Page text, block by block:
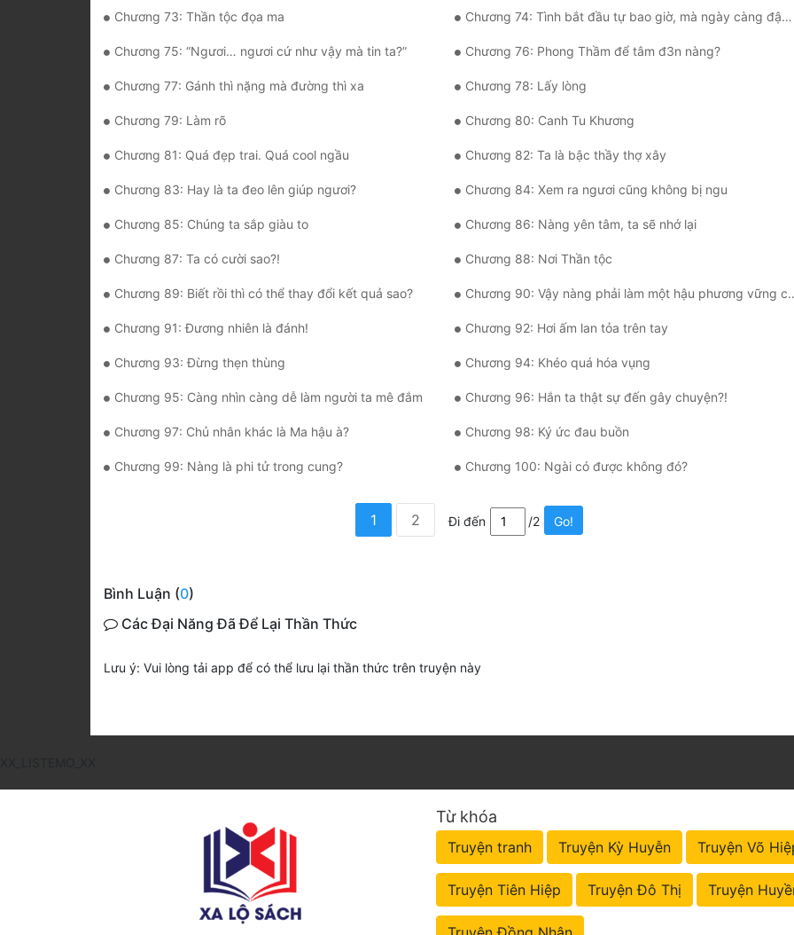
Chương 73: Thần tộc đọa ma Chương 74: Tình bắt đầu tự bao giờ, mà ngày càng đậm sâu
Chương 75: “Ngươi… ngươi cứ như vậy mà tin ta?” Chương 76: Phong Thầm để tâm đ3n nàng?
Chương 77: Gánh thì nặng mà đường thì xa Chương 78: Lấy lòng
Chương 79: Làm rõ Chương 80: Canh Tu Khương
Chương 81: Quá đẹp trai. Quá cool ngầu Chương 82: Ta là bậc thầy thợ xây
Chương 83: Hay là ta đeo lên giúp ngươi? Chương 84: Xem ra ngươi cũng không bị ngu
Chương 85: Chúng ta sắp giàu to Chương 86: Nàng yên tâm, ta sẽ nhớ lại
Chương 87: Ta có cười sao?! Chương 88: Nơi Thần tộc
Chương 89: Biết rồi thì có thể thay đổi kết quả sao? Chương 90: Vậy nàng phải làm một hậu phương vững chắc!
Chương 91: Đương nhiên là đánh! Chương 92: Hơi ấm lan tỏa trên tay
Chương 93: Đừng thẹn thùng Chương 94: Khéo quá hóa vụng
Chương 95: Càng nhìn càng dễ làm người ta mê đắm Chương 96: Hắn ta thật sự đến gây chuyện?!
Chương 97: Chủ nhân khác là Ma hậu à? Chương 98: Ký ức đau buồn
Chương 99: Nàng là phi tử trong cung? Chương 100: Ngài có được không đó?
1 2 Đi đến /2 Go!
Bình Luận (0)
Các Đại Năng Đã Để Lại Thần Thức
Lưu ý: Vui lòng tải app để có thể lưu lại thần thức trên truyện này
Từ khóa
Truyện tranh Truyện Kỳ Huyễn Truyện Võ
Truyện Tiên Hiệp Truyện Đô Thị Truyện